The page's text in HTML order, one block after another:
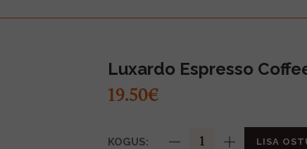
Luxardo Espresso
19.50€
KOGUS: LISA